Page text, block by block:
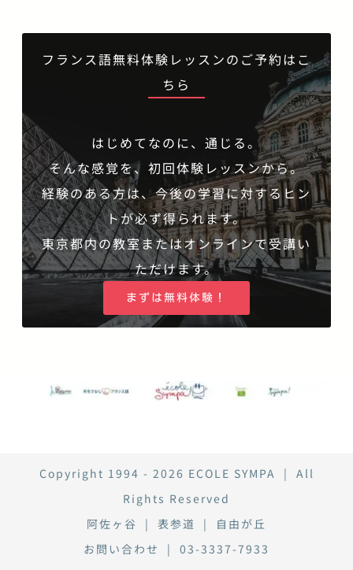
フランス語無料体験レッスンのご予約はこ
ちら
はじめてなのに、通じる。
そんな感覚を、初回体験レッスンから。
経験のある方は、今後の学習に対するヒン
トが必ず得られます。
東京都内の教室またはオンラインで受講い
ただけます。
まずは無料体験！
Copyright 1994 - 2026 ECOLE SYMPA
| All
Rights Reserved
阿佐ヶ谷 | 表参道 | 自由が丘
お問い合わせ
| 03-3337-7933